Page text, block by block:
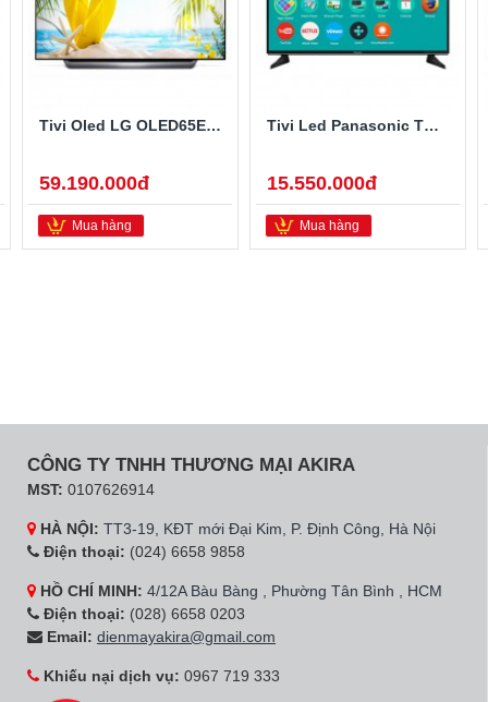
Tivi Oled LG OLED65E8PTA 65 Inch
59.190.000đ
Mua hàng
Tivi Led Panasonic TH-49EX600V 49 Inch 4K Ultra HD
15.550.000đ
Mua hàng
CÔNG TY TNHH THƯƠNG MẠI AKIRA
MST: 0107626914
HÀ NỘI: TT3-19, KĐT mới Đại Kim, P. Định Công, Hà Nội
Điện thoại: (024) 6658 9858
HỒ CHÍ MINH: 4/12A Bàu Bàng , Phường Tân Bình , HCM
Điện thoại: (028) 6658 0203
Email: dienmayakira@gmail.com
Khiếu nại dịch vụ: 0967 719 333